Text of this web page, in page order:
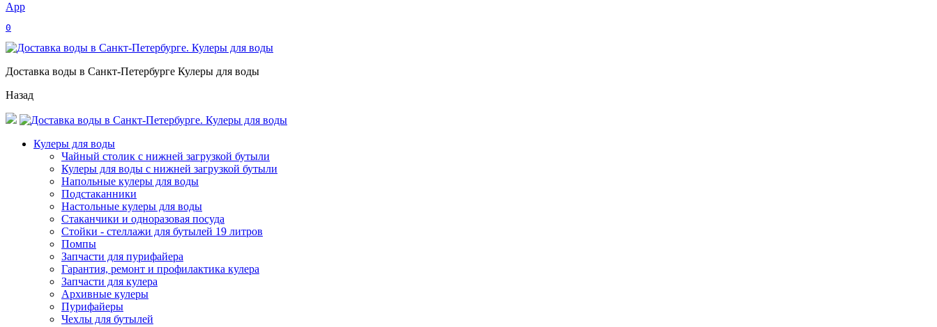
App
0
Доставка воды в Санкт-Петербурге Кулеры для воды
Назад
Кулеры для воды
Чайный столик с нижней загрузкой бутыли
Кулеры для воды с нижней загрузкой бутыли
Напольные кулеры для воды
Подстаканники
Настольные кулеры для воды
Стаканчики и одноразовая посуда
Стойки - стеллажи для бутылей 19 литров
Помпы
Запчасти для пурифайера
Гарантия, ремонт и профилактика кулера
Запчасти для кулера
Архивные кулеры
Пурифайеры
Чехлы для бутылей